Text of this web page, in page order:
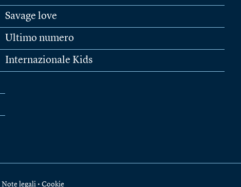
Savage love
Ultimo numero
Internazionale Kids
Note legali • Cookie